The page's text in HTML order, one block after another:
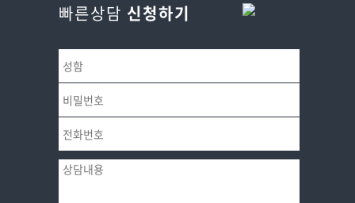
빠른상담 신청하기